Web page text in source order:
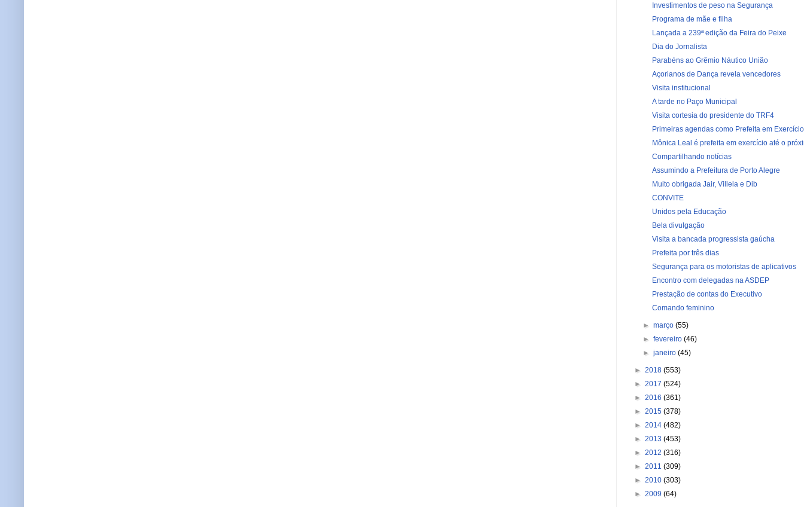
Investimentos de peso na Segurança
Programa de mãe e filha
Lançada a 239ª edição da Feira do Peixe
Dia do Jornalista
Parabéns ao Grêmio Náutico União
Açorianos de Dança revela vencedores
Visita institucional
A tarde no Paço Municipal
Visita cortesia do presidente do TRF4
Primeiras agendas como Prefeita em Exercício
Mônica Leal é prefeita em exercício até o
Compartilhando notícias
Assumindo a Prefeitura de Porto Alegre
Muito obrigada Jair, Villela e Dib
CONVITE
Unidos pela Educação
Bela divulgação
Visita a bancada progressista gaúcha
Prefeita por três dias
Segurança para os motoristas de aplicativos
Encontro com delegadas na ASDEP
Prestação de contas do Executivo
Comando feminino
►março(55)
►fevereiro(46)
►janeiro(45)
► 2018 (553)
► 2017 (524)
► 2016 (361)
► 2015 (378)
► 2014 (482)
► 2013 (453)
► 2012 (316)
► 2011 (309)
► 2010 (303)
► 2009 (64)